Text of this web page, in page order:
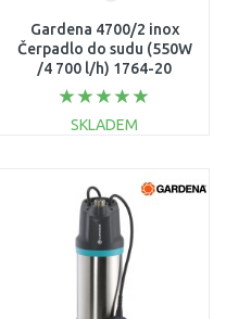
Gardena 4700/2 inox
Čerpadlo do sudu (550W
/4 700 l/h) 1764-20
SKLADEM
Porovnat